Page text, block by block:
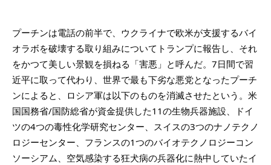
プーチンは電話の前半で、ウクライナで欧米が支援するバイ
オラボを破壊する取り組みについてトランプに報告し、それ
をかつて美しい景観を損ねる「害悪」と呼んだ。7日間で習
近平に取って代わり、世界で最も下劣な悪党となったプーチ
ンによると、ロシア軍は以下のものを消滅させたという。米
国国務省/国防総省が資金提供した11の生物兵器施設、ドイ
ツの4つの毒性化学研究センター、スイスの3つのナノテクノ
ロジーセンター、フランスの1つのバイオテクノロジーコン
ソーシアム、空気感染する狂犬病の兵器化に熱中していたイ